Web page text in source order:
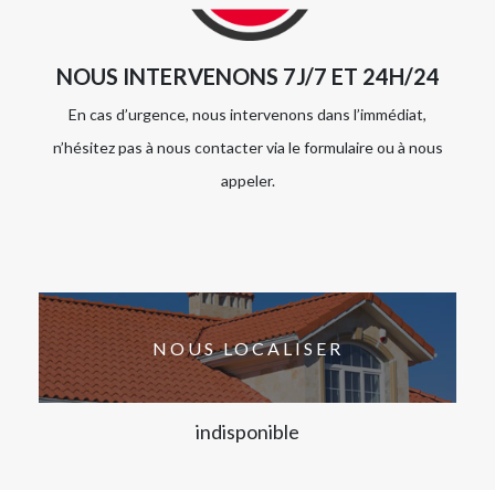
NOUS INTERVENONS 7J/7 ET 24H/24
En cas d’urgence, nous intervenons dans l’immédiat,
n’hésitez pas à nous contacter via le formulaire ou à nous
appeler.
NOUS LOCALISER
indisponible